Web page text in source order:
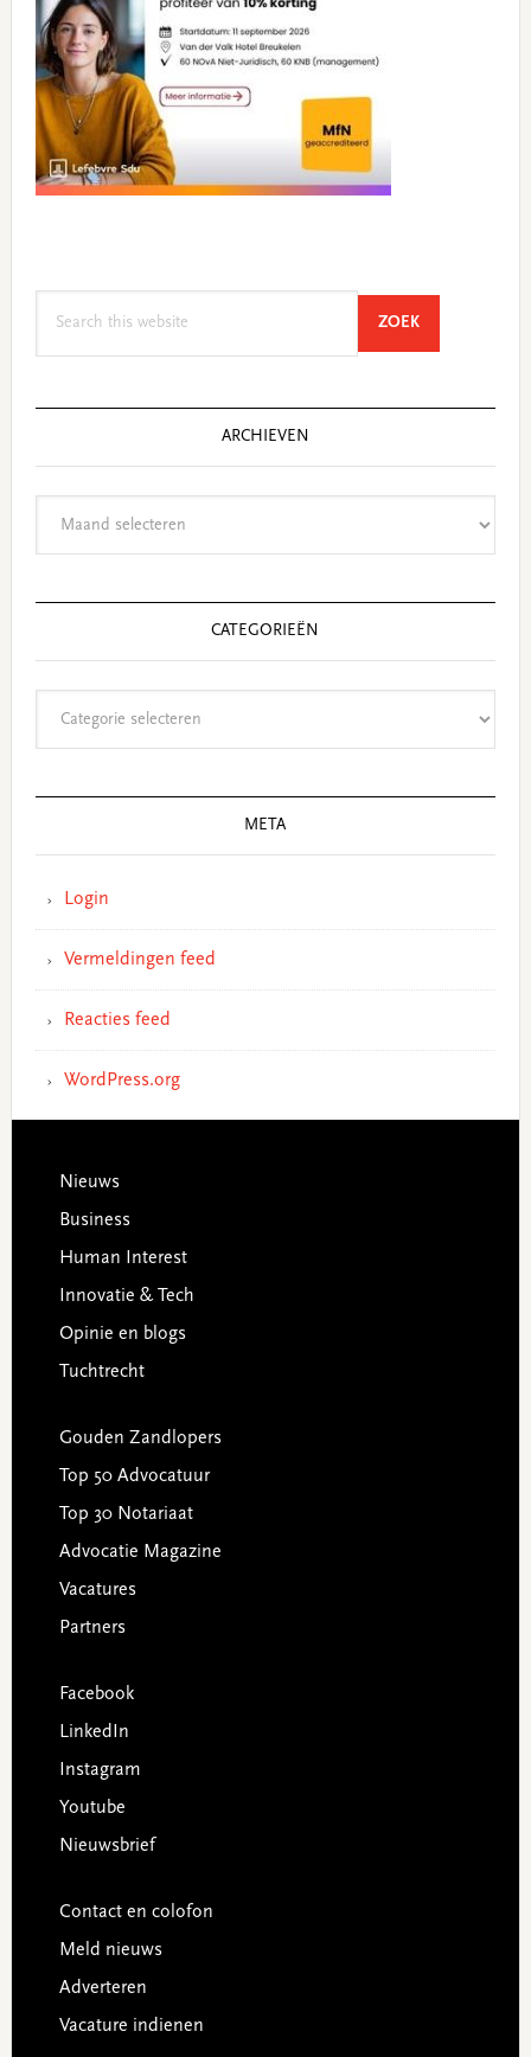
ZOEKSEARCH
ARCHIEVEN
CATEGORIEËN
META
Login
Vermeldingen feed
Reacties feed
WordPress.org
Footer
Nieuws
Business
Human Interest
Innovatie & Tech
Opinie en blogs
Tuchtrecht
Gouden Zandlopers
Top 50 Advocatuur
Top 30 Notariaat
Advocatie Magazine
Vacatures
Partners
Facebook
LinkedIn
Instagram
Youtube
Nieuwsbrief
Contact en colofon
Meld nieuws
Adverteren
Vacature indienen